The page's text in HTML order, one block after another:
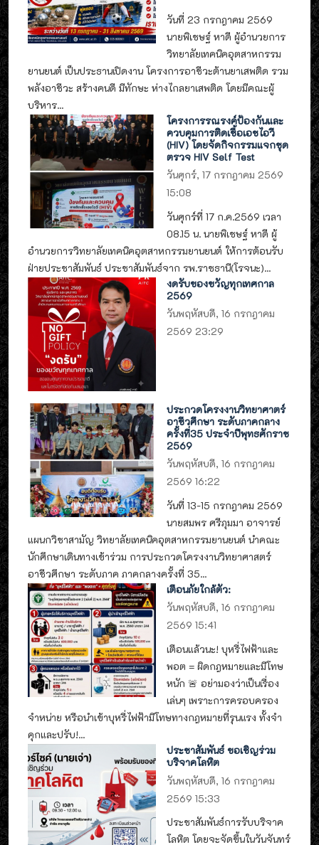
วันที่ 23 กรกฎาคม 2569
นายพิเชษฐ์ หาดี ผู้อำนวยการ
วิทยาลัยเทคนิคอุตสาหกรรม
ยานยนต์ เป็นประธานเปิดงาน โครงการอาชีวะต้านยาเสพติด รวม
พลังอาชีวะ สร้างคนดี มีทักษะ ห่างไกลยาเสพติด โดยมีคณะผู้
บริหาร...
โครงการรณรงค์ป้องกันและ
ควบคุมการติดเชื้อเอชไอวี
(HIV) โดยจัดกิจกรรมแจกชุด
ตรวจ HIV Self Test
วันศุกร์, 17 กรกฎาคม 2569
15:08
วันศุกร์ที่ 17 ก.ค.2569 เวลา
08.15 น. นายพิเชษฐ์ หาดี ผู้
อำนวยการวิทยาลัยเทคนิคอุตสาหกรรมยานยนต์ ให้การต้อนรับ
ฝ่ายประชาสัมพันธ์ ประชาสัมพันธ์จาก รพ.ราชธานี(โรจนะ)...
งดรับของขวัญทุกเทศกาล
2569
วันพฤหัสบดี, 16 กรกฎาคม
2569 23:29
ประกวดโครงงานวิทยาศาตร์
อาชีวศึกษา ระดับภาคกลาง
ครั้งที่35 ประจำปีพุทธศักราช
2569
วันพฤหัสบดี, 16 กรกฎาคม
2569 16:22
วันที่ 13-15 กรกฎาคม 2569
นายสมพร ศรีภุมมา อาจารย์
แผนกวิชาสามัญ วิทยาลัยเทคนิคอุตสาหกรรมยานยนต์ นำคณะ
นักศึกษาเดินทางเข้าร่วม การประกวดโครงงานวิทยาศาสตร์
อาชีวศึกษา ระดับภาค ภาคกลางครั้งที่ 35...
เตือนภัยใกล้ตัว:
วันพฤหัสบดี, 16 กรกฎาคม
2569 15:41
เตือนแล้วนะ! บุหรี่ไฟฟ้าและ
พอต = ผิดกฎหมายและมีโทษ
หนัก 🚨 อย่ามองว่าเป็นเรื่อง
เล่นๆ เพราะการครอบครอง
จำหน่าย หรือนำเข้าบุหรี่ไฟฟ้ามีโทษทางกฎหมายที่รุนแรง ทั้งจำ
คุกและปรับ!...
ประชาสัมพันธ์ ขอเชิญร่วม
บริจาคโลหิต
วันพฤหัสบดี, 16 กรกฎาคม
2569 15:33
ประชาสัมพันธ์การรับบริจาค
โลหิต โดยจะจัดขึ้นในวันจันทร์